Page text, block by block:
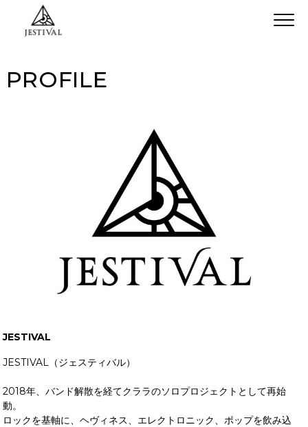
PROFILE
JESTIVAL
JESTIVAL（ジェスティバル）
2018年、バンド解散を経てクララのソロプロジェクトとして再始
動。
ロックを基軸に、ヘヴィネス、エレクトロニック、ポップを飲み込